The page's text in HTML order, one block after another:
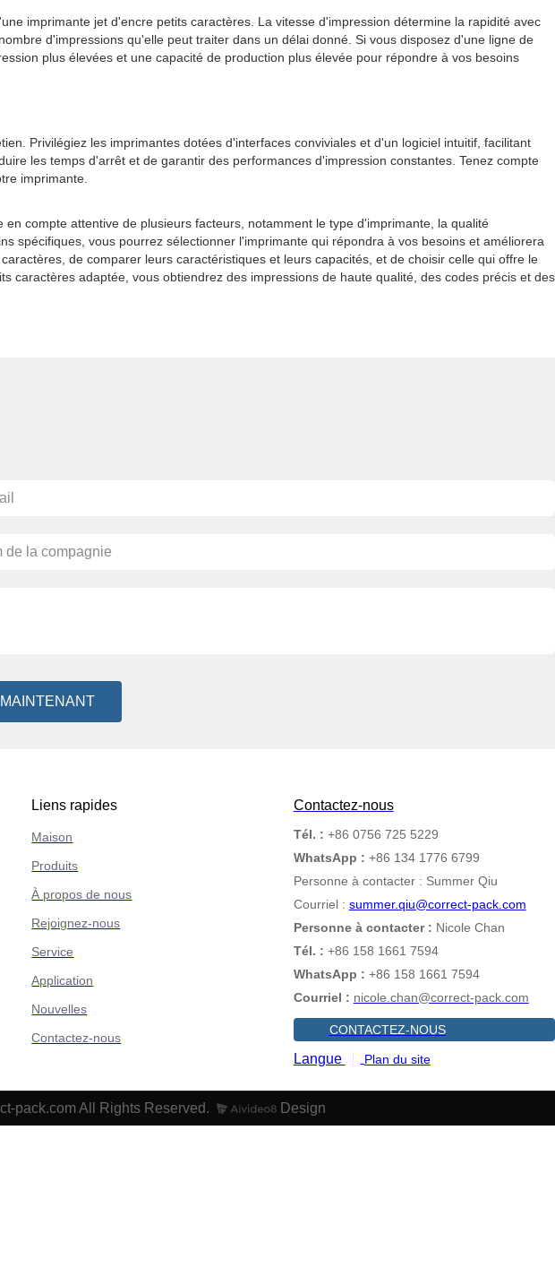
imprimante jet d'encre petits caractères. La vitesse d'impression détermine la rapidité avec
d'impressions qu'elle peut traiter dans un délai donné. Si vous disposez d'une ligne de
plus élevées et une capacité de production plus élevée pour répondre à vos besoins
Privilégiez les imprimantes dotées d'interfaces conviviales et d'un logiciel intuitif, facilitant
les temps d'arrêt et de garantir des performances d'impression constantes. Tenez compte
imprimante.
compte attentive de plusieurs facteurs, notamment le type d'imprimante, la qualité
spécifiques, vous pourrez sélectionner l'imprimante qui répondra à vos besoins et améliorera
de comparer leurs caractéristiques et leurs capacités, et de choisir celle qui offre le
adaptée, vous obtiendrez des impressions de haute qualité, des codes précis et des
de la compagnie
Liens rapides
Maison
Produits
À propos de nous
Rejoignez-nous
Service
Application
Nouvelles
Contactez-nous
Contactez-nous
Tél. : +86 0756 725 5229
WhatsApp : +86 134 1776 6799
Personne à contacter : Summer Qiu
Courriel : summer.qiu@correct-pack.com
Personne à contacter : Nicole Chan
Tél. : +86 158 1661 7594
WhatsApp : +86 158 1661 7594
Courriel : nicole.chan@correct-pack.com
CONTACTEZ-NOUS
Langue Plan du site
pack.com All Rights Reserved.
Design